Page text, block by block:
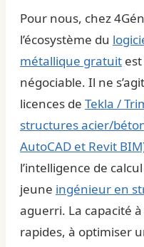
Pour nous, chez
l’écosystème du
métallique gratuit
négociable. Il ne
licences de Tekla /
structures acier/
AutoCAD et Revit
l’intelligence de
jeune ingénieur en
aguerri. La capacité
rapides, à optimiser